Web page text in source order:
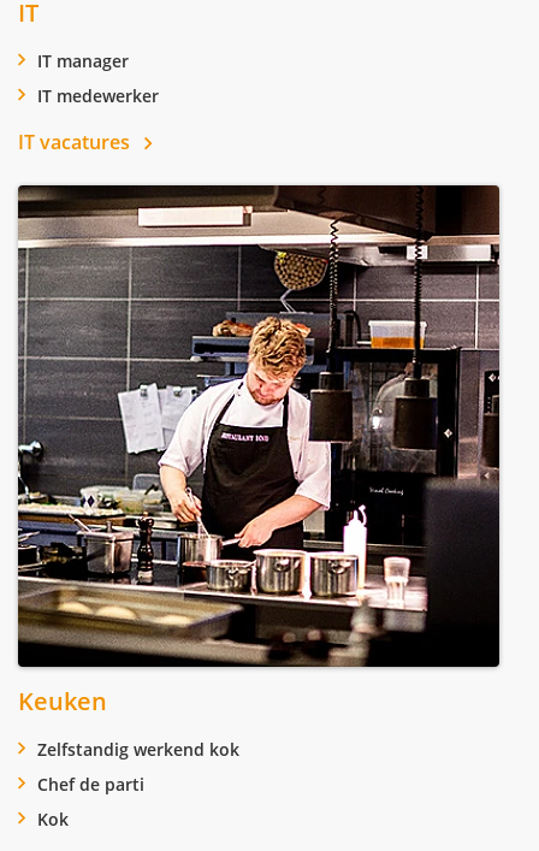
IT
IT manager
IT medewerker
IT vacatures
Keuken
Zelfstandig werkend kok
Chef de parti
Kok